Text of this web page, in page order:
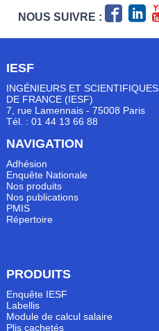
NOUS SUIVRE :
IESF
INGÉNIEURS ET SCIENTIFIQUES
DE FRANCE (IESF)
7, rue Lamennais - 75008 Paris
Tél. : 01 44 13 66 88
NAVIGATION
Adhésion
Enquête Nationale
Nos produits
Nos publications
PMIS
Répertoire
PRODUITS
Enquête IESF
Labellis
Module de calcul salaire
Plis cachetés